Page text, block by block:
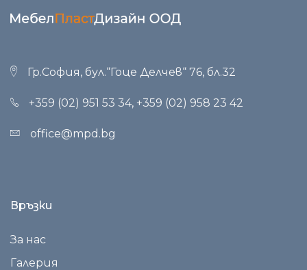
Гр.София, бул.“Гоце Делчев“ 76, бл.32
+359 (02) 951 53 34, +359 (02) 958 23 42
office@mpd.bg
Връзки
За нас
Галерия